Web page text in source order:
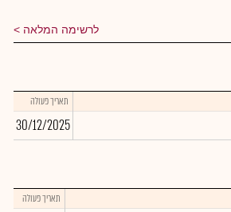
לרשימה המלאה
תאריך פעולה
30/12/2025
תאריך פעולה